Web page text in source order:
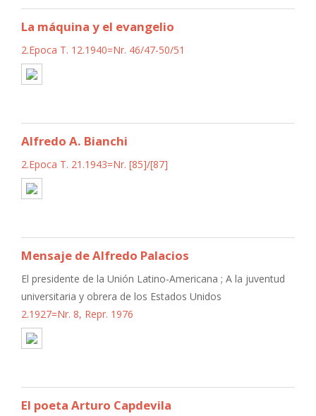
La máquina y el evangelio
2.Epoca T. 12.1940=Nr. 46/47-50/51
Alfredo A. Bianchi
2.Epoca T. 21.1943=Nr. [85]/[87]
Mensaje de Alfredo Palacios
El presidente de la Unión Latino-Americana ; A la juventud
universitaria y obrera de los Estados Unidos
2.1927=Nr. 8, Repr. 1976
El poeta Arturo Capdevila